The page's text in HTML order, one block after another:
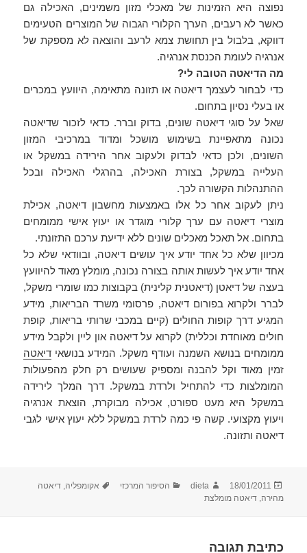
נפוצה היא הזמינות של מאכלי מזון משמינים, האכילה גם
כאשר לא רעבים, הערך הקלורי הגבוה של המוצרים הטעימים
דווקא, בלבול בין תחושת צמא לרעב והוצאה לא מספקת של
אנרגיה לעומת הכנסת אנרגיה.
מה הדיאטה הטובה לי?
כדי לבחור לעצמך דיאטה או תזונה מתאימה, היוועץ במכרים
או בעלי נסיון בתחום.
שאל על סוגי דיאטה שונים, בדוק וברר. כדאי לזכור שדיאטה
נכונה מתאפיינת בשימוש מושכל ומדוד במרכיבי המזון
השונים, ולכן כדאי לבדוק ולעקוב אחר הירידה במשקל או
העלייה במשקל, בצורת האכילה, בהרגלי האכילה ובכל
ההתנהלות הקשורה לכך.
ניתן לעקוב אחר כל אלו באמצעות מחשבון דיאטה, אכילת
מוצרי דיאטה עם ערך קלורי מוגדר או יעוץ אישי ממומחים
בתחום. אל תאכל מאכלים שונים ללא ידיעת ערכם התזונתי.
מכיוון שלא כל אחד יודע איך עושים דיאטה, ובוודאי שלא כל
אחד יודע איך לעשות אותה בצורה נכונה, מומלץ מאוד להיוועץ
בעצה של דיאטן (דיאטנית קלינית) בקבוצות כמו שומרי משקל,
לברר ולקרוא בפורום דיאטה, פרסומי משרד הבריאות, מידע
המגיע דרך קופות החולים (קיים במכבי שרותי בריאות, קופת
חולים מאוחדת וכללית) לקרוא על דיאטה און ליין ולקבל מידע
ממומחים בנושא השמנה ועודף משקל. המידע בנושאי דיאטה
זמין מאוד וקל להבנה ומספיק שעושים רק חלק מהפעולות
המומלצות כדי להתחיל ולרדת במשקל. דרך המלך לירידה
במשקל היא מעט ספורט, אכילה מבוקרת, הוצאת אנרגיה
ויעוץ מקצועי. קשה פי כמה לרדת במשקל ללא יעוץ אישי לגבי
דיאטה ותזונה.
פורסם
בתאריך
18/01/2011 מחבר
dieta קטגוריות
הסיפור המרכזי תגיות
אקומפליה ,דיאטה
מהירה ,דיאטה מומלצת
כתיבת תגובה